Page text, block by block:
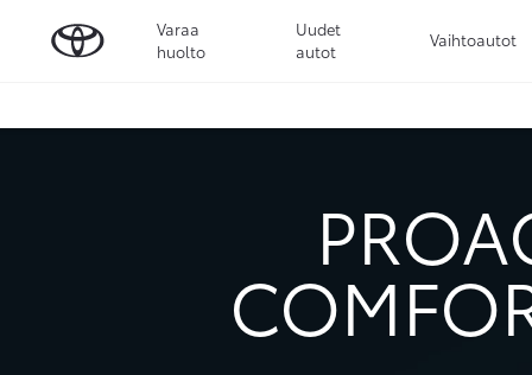
Varaa
huolto
Uudet
autot
Vaihtoautot